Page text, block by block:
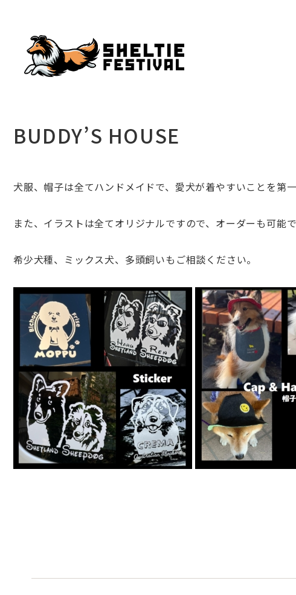
BUDDY’S HOUSE
犬服、帽子は全てハンドメイドで、愛犬が着やすいことを第一
また、イラストは全てオリジナルですので、オーダーも可能で
希少犬種、ミックス犬、多頭飼いもご相談ください。